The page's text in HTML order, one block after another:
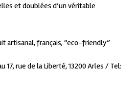
et doublées d’un véritable
artisanal, français, “eco-friendly”
17, rue de la Liberté, 13200 Arles / Tel: